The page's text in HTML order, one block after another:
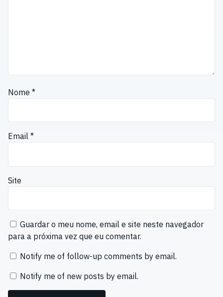
Nome *
Email *
Site
Guardar o meu nome, email e site neste navegador
para a próxima vez que eu comentar.
Notify me of follow-up comments by email.
Notify me of new posts by email.